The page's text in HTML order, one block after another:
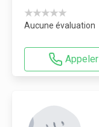
★★★★★
Aucune évaluation
Appeler